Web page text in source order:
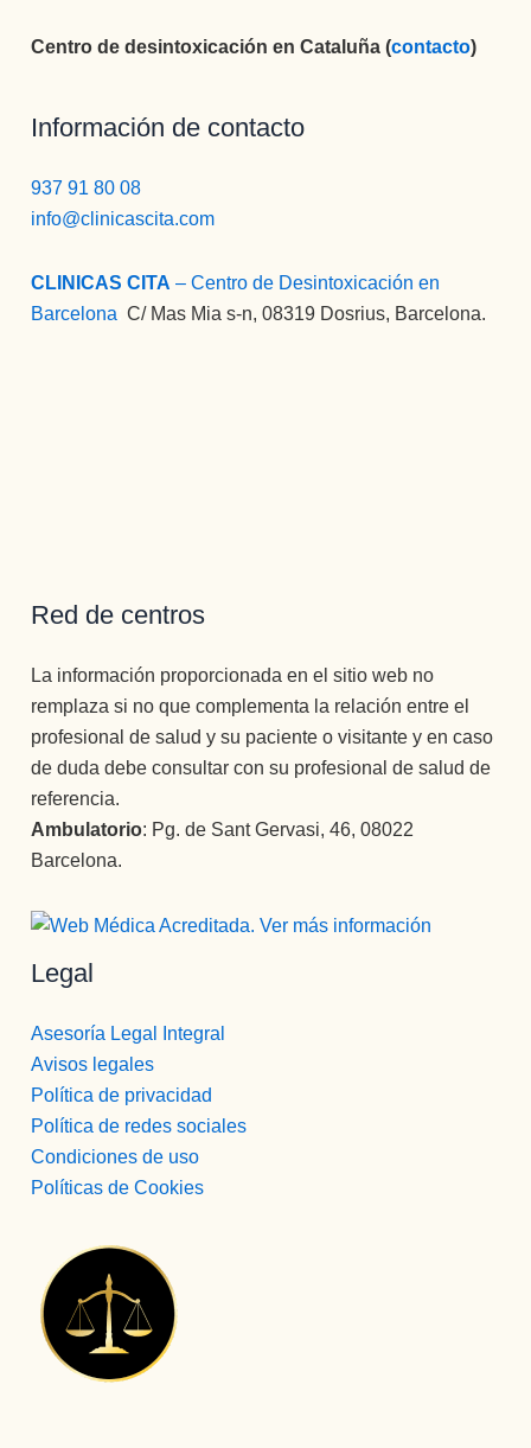
Centro de desintoxicación en Cataluña (contacto)
Información de contacto
937 91 80 08
info@clinicascita.com
CLINICAS CITA – Centro de Desintoxicación en
Barcelona :C/ Mas Mia s-n, 08319 Dosrius, Barcelona.
Red de centros
La información proporcionada en el sitio web no
remplaza si no que complementa la relación entre el
profesional de salud y su paciente o visitante y en caso
de duda debe consultar con su profesional de salud de
referencia.
Ambulatorio: Pg. de Sant Gervasi, 46, 08022
Barcelona.
Legal
Asesoría Legal Integral
Avisos legales
Política de privacidad
Política de redes sociales
Condiciones de uso
Políticas de Cookies